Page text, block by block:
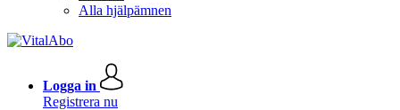
Alla hjälpämnen
Logga in
Registrera nu